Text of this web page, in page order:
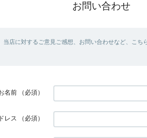
お問い合わせ
当店に対するご意見ご感想、お問い合わせなど、こち
名前 （必須）
レス （必須）